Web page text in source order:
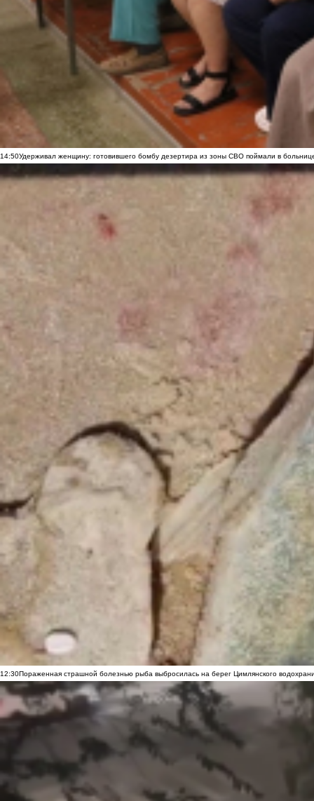
14:50Удерживал женщину: готовившего бомбу дезертира из зоны СВО поймали в
12:30Пораженная страшной болезнью рыба выбросилась на берег Цимлянского